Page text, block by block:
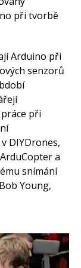
při tvorbě
Arduino při
senzorů
při
DIYDrones,
a
snímání
Young,